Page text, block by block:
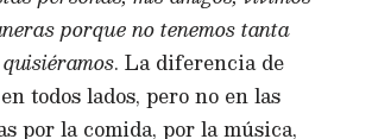
porque no tenemos tanta
. La diferencia de
todos lados, pero no en las
por la comida, por la música,